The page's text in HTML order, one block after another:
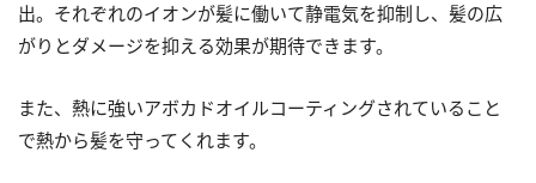
出。それぞれのイオンが髪に働いて静電気を抑制し、髪の広
がりとダメージを抑える効果が期待できます。
また、熱に強いアボカドオイルコーティングされていること
で熱から髪を守ってくれます。